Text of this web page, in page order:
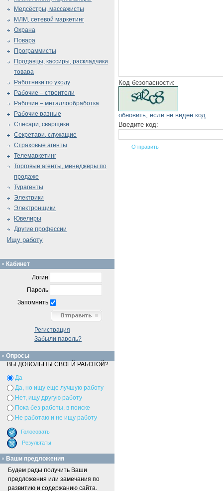
Код безопасности:
обновить, если не виден код
Введите код:
Медсёстры, массажисты
МЛМ, сетевой маркетинг
Охрана
Повара
Программисты
Продавцы, кассиры, раскладчики
товара
Работники по уходу
Рабочие – строители
Рабочие – металлообработка
Рабочие разные
Слесари, сварщики
Секретари, служащие
Страховые агенты
Телемаркетинг
Торговые агенты, менеджеры по
продаже
Турагенты
Электрики
Электронщики
Ювелиры
Другие профессии
Ищу работу
Кабинет
Логин
Пароль
Запомнить
Регистрация
Забыли пароль?
Опросы
ВЫ ДОВОЛЬНЫ СВОЕЙ РАБОТОЙ?
Да
Да, но ищу еще лучшую работу
Нет, ищу другую работу
Пока без работы, в поиске
Не работаю и не ищу работу
Ваши предложения
Будем рады получить Ваши
предложения или замечания по
развитию и содержанию сайта.